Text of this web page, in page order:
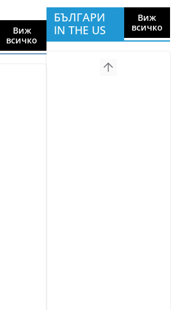
Виж
всичко
БЪЛГАРИ
IN THE US
Виж
всичко